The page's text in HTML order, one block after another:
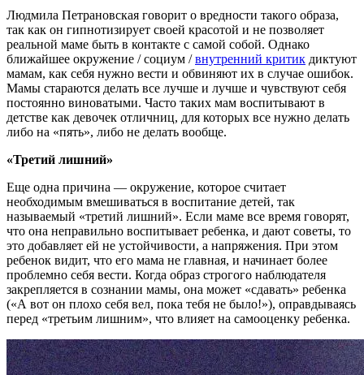
Людмила Петрановская говорит о вредности такого образа,
так как он гипнотизирует своей красотой и не позволяет
реальной маме быть в контакте с самой собой. Однако
ближайшее окружение / социум /внутренний критик диктуют
мамам, как себя нужно вести и обвиняют их в случае ошибок.
Мамы стараются делать все лучше и лучше и чувствуют себя
постоянно виноватыми. Часто таких мам воспитывают в
детстве как девочек отличниц, для которых все нужно делать
либо на «пять», либо не делать вообще.
«Третий лишний»
Еще одна причина — окружение, которое считает
необходимым вмешиваться в воспитание детей, так
называемый «третий лишний». Если маме все время говорят,
что она неправильно воспитывает ребенка, и дают советы, то
это добавляет ей не устойчивости, а напряжения. При этом
ребенок видит, что его мама не главная, и начинает более
проблемно себя вести. Когда образ строгого наблюдателя
закрепляется в сознании мамы, она может «сдавать» ребенка
(«А вот он плохо себя вел, пока тебя не было!»), оправдываясь
перед «третьим лишним», что влияет на самооценку ребенка.